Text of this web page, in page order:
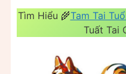
Tìm Hiểu 🌾Tam Tai
Tuất Tai